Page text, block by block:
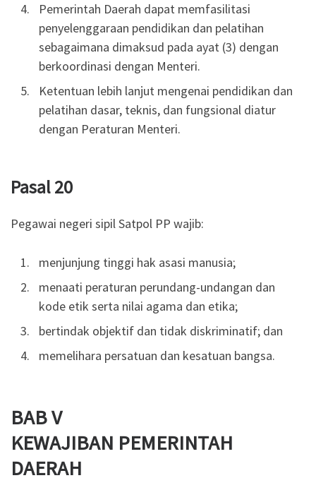
Pemerintah Daerah dapat memfasilitasi
penyelenggaraan pendidikan dan pelatihan
sebagaimana dimaksud pada ayat (3) dengan
berkoordinasi dengan Menteri.
Ketentuan lebih lanjut mengenai pendidikan dan
pelatihan dasar, teknis, dan fungsional diatur
dengan Peraturan Menteri.
Pasal 20
Pegawai negeri sipil Satpol PP wajib:
menjunjung tinggi hak asasi manusia;
menaati peraturan perundang-undangan dan
kode etik serta nilai agama dan etika;
bertindak objektif dan tidak diskriminatif; dan
memelihara persatuan dan kesatuan bangsa.
BAB V
KEWAJIBAN PEMERINTAH
DAERAH